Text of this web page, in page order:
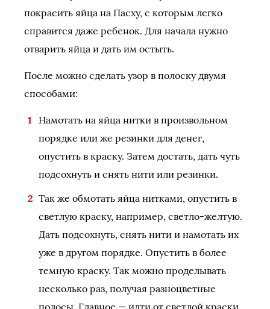
покрасить яйца на Пасху, с которым легко
справится даже ребенок. Для начала нужно
отварить яйца и дать им остыть.
После можно сделать узор в полоску двумя
способами:
Намотать на яйца нитки в произвольном
порядке или же резинки для денег,
опустить в краску. Затем достать, дать чуть
подсохнуть и снять нити или резинки.
Так же обмотать яйца нитками, опустить в
светлую краску, например, светло-желтую.
Дать подсохнуть, снять нити и намотать их
уже в другом порядке. Опустить в более
темную краску. Так можно проделывать
несколько раз, получая разноцветные